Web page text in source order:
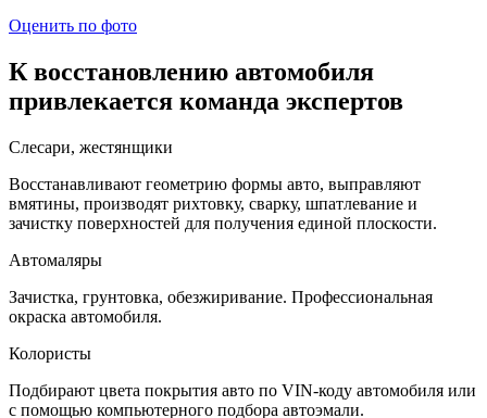
Оценить по фото
К восстановлению автомобиля
привлекается команда экспертов
Слесари, жестянщики
Восстанавливают геометрию формы авто, выправляют
вмятины, производят рихтовку, сварку, шпатлевание и
зачистку поверхностей для получения единой плоскости.
Автомаляры
Зачистка, грунтовка, обезжиривание. Профессиональная
окраска автомобиля.
Колористы
Подбирают цвета покрытия авто по VIN-коду автомобиля или
с помощью компьютерного подбора автоэмали.